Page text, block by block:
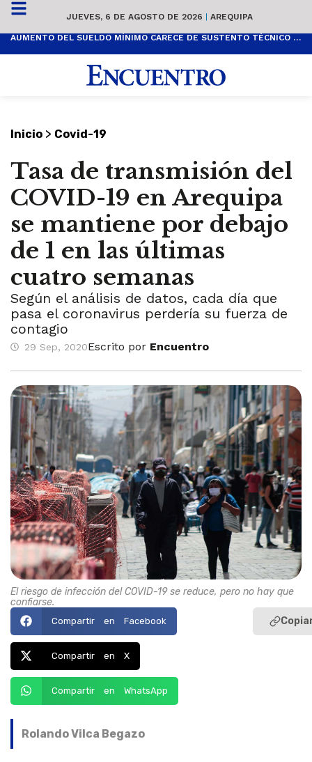
JUEVES, 6 DE AGOSTO DE 2026 | AREQUIPA
AUMENTO DEL SUELDO MÍNIMO CARECE DE SUSTENTO TÉCNICO Y ES POPULISTA
Inicio > Covid-19
Tasa de transmisión del
COVID-19 en Arequipa
se mantiene por debajo
de 1 en las últimas
cuatro semanas
Según el análisis de datos, cada día que
pasa el coronavirus perdería su fuerza de
contagio
29 Sep, 2020Escrito por Encuentro
El riesgo de infección del COVID-19 se reduce, pero no hay que
confiarse.
Compartir en Facebook
Compartir en X
Compartir en WhatsApp
Rolando Vilca Begazo